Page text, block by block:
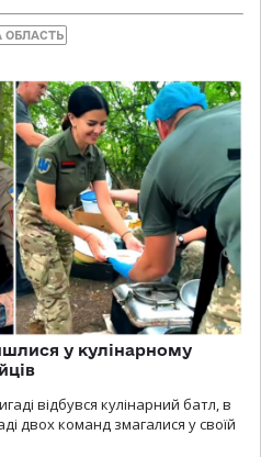
ОБЛАСТЬ
у кулінарному
відбувся кулінарний батл, в
двох команд змагалися у своїй